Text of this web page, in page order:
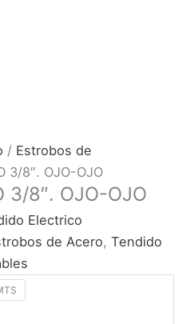
/ Estrobos de
3/8″. OJO-OJO
3/8″. OJO-OJO
Electrico
de Acero, Tendido